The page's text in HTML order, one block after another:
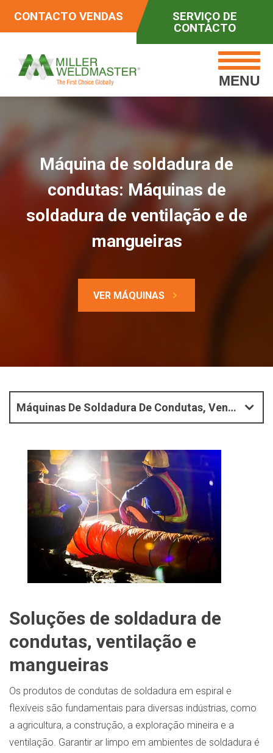
CONTACTO VENDAS
SERVIÇO DE
CONTACTO
MENU
Máquina de soldadura de
condutas: Máquinas de
soldadura de ventilação e de
mangueiras
VER MÁQUINAS
Máquinas De Soldadura De Condutas, Ventilação E Mangueiras
Soluções de soldadura de
condutas, ventilação e
mangueiras
Os produtos de condutas de soldadura em espiral e
flexíveis são fundamentais para diversas indústrias, como
a agricultura, a construção, a exploração mineira e a
ventilação. Garantir ar limpo em ambientes de soldadura é